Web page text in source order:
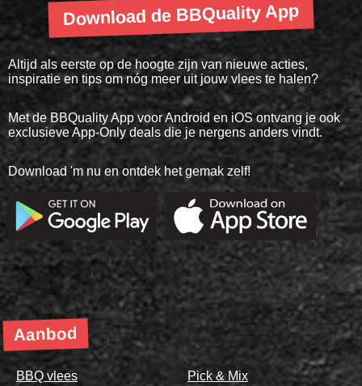
Download de BBQuality App
Altijd als eerste op de hoogte zijn van nieuwe acties,
inspiratie en tips om nóg meer uit jouw vlees te halen?
Met de BBQuality App voor Android en iOS ontvang je ook
exclusieve App-Only deals die je nergens anders vindt.
Download 'm nu en ontdek het gemak zelf!
Aanbod
BBQ vlees
Pick & Mix